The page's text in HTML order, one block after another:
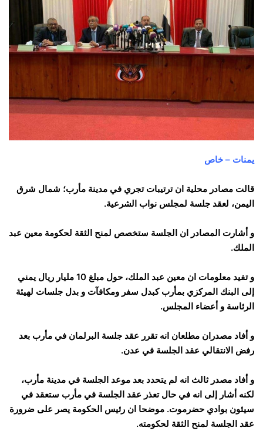
يمنات – خاص
قالت مصادر محلية ان ترتيبات تجري في مدينة مأرب؛ شمال شرق
اليمن، لعقد جلسة لمجلس نواب الشرعية.
و أشارت المصادر ان الجلسة ستخصص لمنح الثقة لحكومة معين عبد
الملك.
و تفيد معلومات ان معين عبد الملك، حول مبلغ 10 مليار ريال يمني
إلى البنك المركزي بمأرب كبدل سفر ومكافآت و بدل جلسات لهيئة
الرئاسة و أعضاء المجلس.
و أفاد مصدران مطلعان انه تقرر عقد جلسة البرلمان في مأرب بعد
رفض الانتقالي عقد الجلسة في عدن.
و أفاد مصدر ثالث انه لم يتحدد بعد موعد الجلسة في مدينة مأرب،
لكنه أشار إلى انه في حال تعذر عقد الجلسة في مأرب ستعقد في
سيئون بوادي حضرموت. موضحا ان رئيس الحكومة يصر على ضرورة
عقد الجلسة لمنح الثقة لحكومته.